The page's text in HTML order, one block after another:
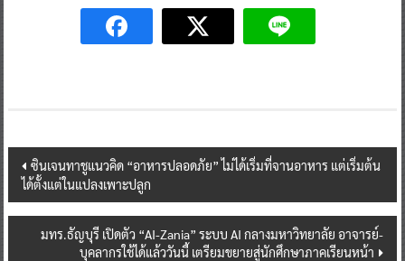
Post
navigation
ซินเจนทาชูแนวคิด “อาหารปลอดภัย” ไม่ได้เริ่มที่จานอาหาร แต่เริ่มต้น
ได้ตั้งแต่ในแปลงเพาะปลูก
มทร.ธัญบุรี เปิดตัว “AI-Zania” ระบบ AI กลางมหาวิทยาลัย อาจารย์-
บุคลากรใช้ได้แล้ววันนี้ เตรียมขยายสู่นักศึกษาภาคเรียนหน้า